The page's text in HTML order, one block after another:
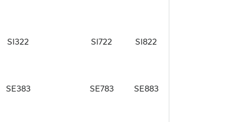
SI322 SI722 SI822
SE383 SE783 SE883